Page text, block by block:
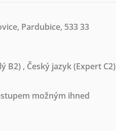
Pardubice, 533 33
B2) , Český jazyk(Expert C2)
možným ihned